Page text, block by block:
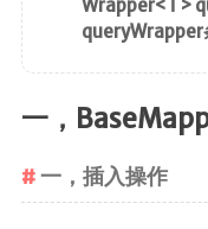
Wrapper<T>
queryWrapper
一，
一，插入操作